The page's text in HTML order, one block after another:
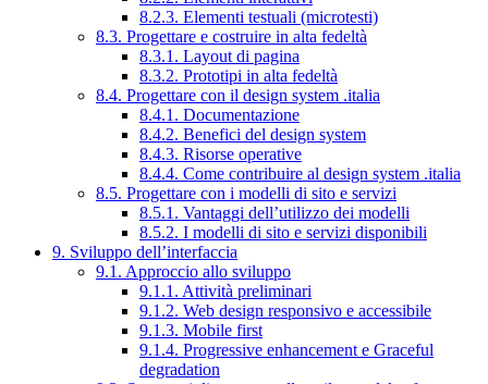
8.2.3. Elementi testuali (microtesti)
8.3. Progettare e costruire in alta fedeltà
8.3.1. Layout di pagina
8.3.2. Prototipi in alta fedeltà
8.4. Progettare con il design system .italia
8.4.1. Documentazione
8.4.2. Benefici del design system
8.4.3. Risorse operative
8.4.4. Come contribuire al design system .italia
8.5. Progettare con i modelli di sito e servizi
8.5.1. Vantaggi dell’utilizzo dei modelli
8.5.2. I modelli di sito e servizi disponibili
9. Sviluppo dell’interfaccia
9.1. Approccio allo sviluppo
9.1.1. Attività preliminari
9.1.2. Web design responsivo e accessibile
9.1.3. Mobile first
9.1.4. Progressive enhancement e Graceful
degradation